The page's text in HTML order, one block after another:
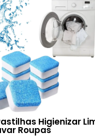
Higienizar
Roupas